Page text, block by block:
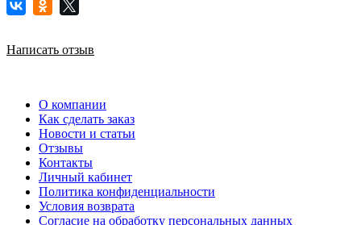
Написать отзыв
О компании
Как сделать заказ
Новости и статьи
Отзывы
Контакты
Личный кабинет
Политика конфиденциальности
Условия возврата
Согласие на обработку персональных данных